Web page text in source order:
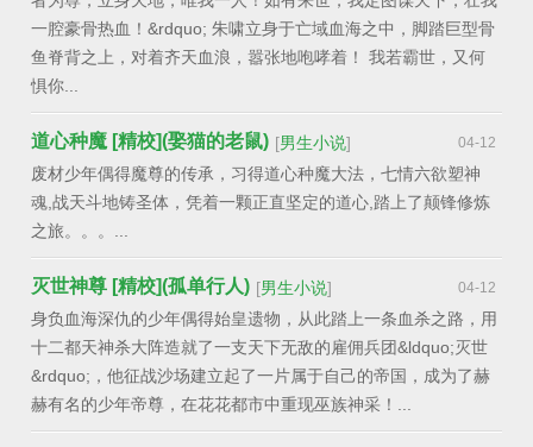
一腔豪骨热血！&rdquo; 朱啸立身于亡域血海之中，脚踏巨型骨
鱼脊背之上，对着齐天血浪，嚣张地咆哮着！ 我若霸世，又何
惧你...
道心种魔 [精校](娶猫的老鼠) [男生小说] 04-12
废材少年偶得魔尊的传承，习得道心种魔大法，七情六欲塑神
魂,战天斗地铸圣体，凭着一颗正直坚定的道心,踏上了颠锋修炼
之旅。。。...
灭世神尊 [精校](孤单行人) [男生小说] 04-12
身负血海深仇的少年偶得始皇遗物，从此踏上一条血杀之路，用
十二都天神杀大阵造就了一支天下无敌的雇佣兵团&ldquo;灭世
&rdquo;，他征战沙场建立起了一片属于自己的帝国，成为了赫
赫有名的少年帝尊，在花花都市中重现巫族神采！...